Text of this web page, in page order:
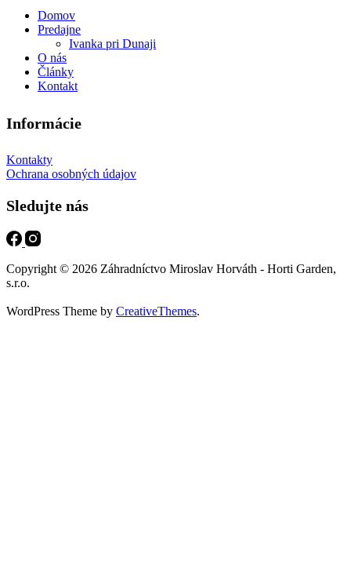
Domov
Predajne
Ivanka pri Dunaji
O nás
Články
Kontakt
Informácie
Kontakty
Ochrana osobných údajov
Sledujte nás
Copyright © 2026 Záhradníctvo Miroslav Horváth - Horti Garden,
s.r.o.
WordPress Theme by CreativeThemes.